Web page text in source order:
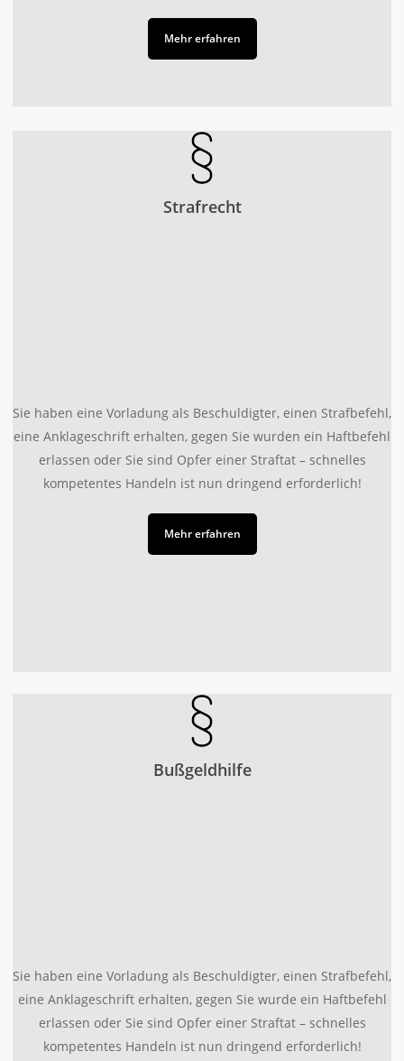
Mehr erfahren
Strafrecht
Sie haben eine Vorladung als Beschuldigter, einen Strafbefehl,
eine Anklageschrift erhalten, gegen Sie wurden ein Haftbefehl
erlassen oder Sie sind Opfer einer Straftat – schnelles
kompetentes Handeln ist nun dringend erforderlich!
Mehr erfahren
Bußgeldhilfe
Sie haben eine Vorladung als Beschuldigter, einen Strafbefehl,
eine Anklageschrift erhalten, gegen Sie wurde ein Haftbefehl
erlassen oder Sie sind Opfer einer Straftat – schnelles
kompetentes Handeln ist nun dringend erforderlich!